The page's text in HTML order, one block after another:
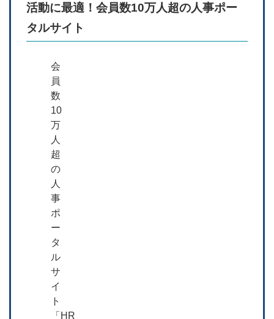
活動に最適！会員数10万人超の人事ポー
タルサイト
会
員
数
10
万
人
超
の
人
事
ポ
ー
タ
ル
サ
イ
ト
「HR